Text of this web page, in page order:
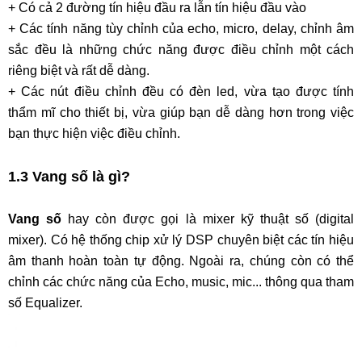
+ Có cả 2 đường tín hiệu đầu ra lẫn tín hiệu đầu vào
+ Các tính năng tùy chỉnh của echo, micro, delay, chỉnh âm
sắc đều là những chức năng được điều chỉnh một cách
riêng biệt và rất dễ dàng.
+ Các nút điều chỉnh đều có đèn led, vừa tạo được tính
thẩm mĩ cho thiết bị, vừa giúp bạn dễ dàng hơn trong việc
bạn thực hiện việc điều chỉnh.
1.3 Vang số là gì?
Vang số hay còn được gọi là mixer kỹ thuật số (digital
mixer). Có hệ thống chip xử lý DSP chuyên biệt các tín hiệu
âm thanh hoàn toàn tự động. Ngoài ra, chúng còn có thể
chỉnh các chức năng của Echo, music, mic... thông qua tham
số Equalizer.